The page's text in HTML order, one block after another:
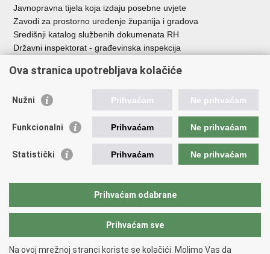
Javnopravna tijela koja izdaju posebne uvjete
Zavodi za prostorno uređenje županija i gradova
Središnji katalog službenih dokumenata RH
Državni inspektorat - građevinska inspekcija
Vlada Republike Hrvatske
Agencija za pravni promet i posredovanje nekretninama
Fond za zaštitu okoliša i energetsku učinkovitost
Državne nekretnine d.o.o.
Copyright © 2026 Ministarstvo prostornoga uređenja, graditeljstva i
Ova stranica upotrebljava kolačiće
Nužni Prihvaćam Ne prihvaćam
Funkcionalni Prihvaćam Ne prihvaćam
Statistički Prihvaćam Ne prihvaćam
Prihvaćam odabrane
Prihvaćam sve
Na ovoj mrežnoj stranci koriste se kolačići. Molimo Vas da